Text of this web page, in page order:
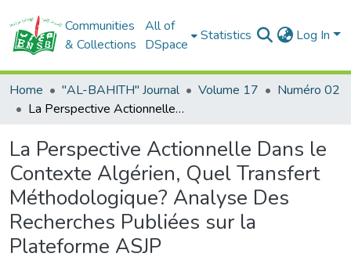
Communities
& Collections
All of
DSpace
Statistics Log In
Home "AL-BAHITH" Journal Volume 17
Numéro 02
La Perspective Actionnelle Dans le Contexte Algérien, Quel Transfert Méthodologique? Analyse Des Recherches Publiées sur la Plateforme ASJP
La Perspective Actionnelle Dans le
Contexte Algérien, Quel Transfert
Méthodologique? Analyse Des
Recherches Publiées sur la
Plateforme ASJP